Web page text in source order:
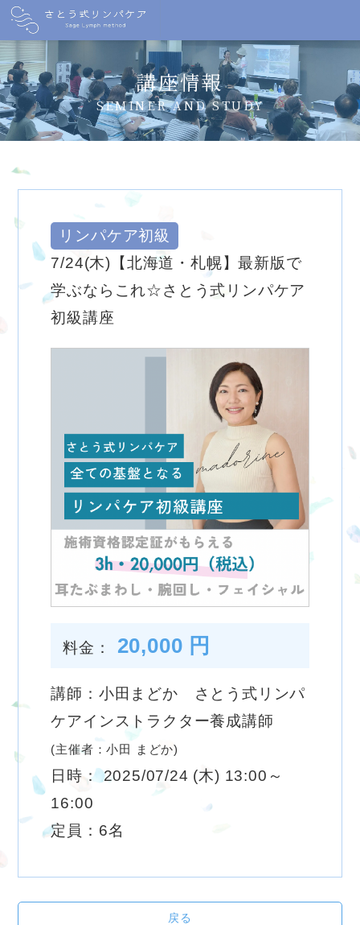
講座情報
SEMINER AND STUDY
リンパケア初級
7/24(木)【北海道・札幌】最新版で
学ぶならこれ☆さとう式リンパケア
初級講座
料金： 20,000 円
講師：小田まどか さとう式リンパ
ケアインストラクター養成講師
(主催者：小田 まどか)
日時： 2025/07/24 (木) 13:00～
16:00
定員：6名
戻る